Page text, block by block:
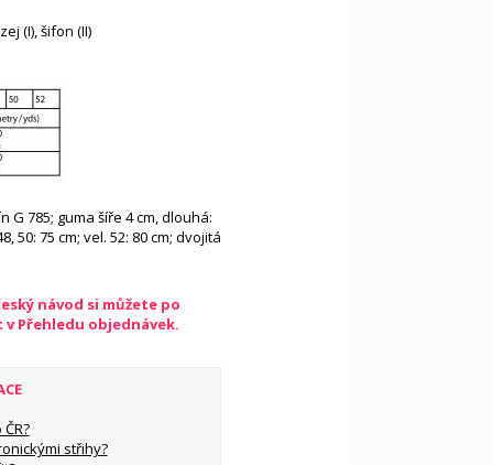
(I), šifon (II)
G 785; guma šíře 4 cm, dlouhá:
50: 75 cm; vel. 52: 80 cm; dvojitá
návod si můžete po
Přehledu objednávek.
střihy?